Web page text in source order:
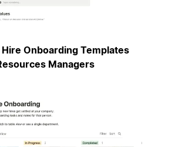
Onboarding Templates
Managers